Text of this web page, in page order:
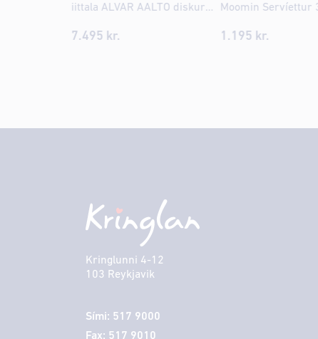
iittala ALVAR AALTO diskur 25cm sand
7.495 kr. 1.195 kr.
Kringlunni 4-12
103 Reykjavik
Sími: 517 9000
Fax: 517 9010